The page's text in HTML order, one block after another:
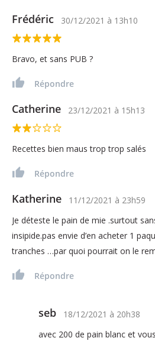
Frédéric 30/12/2021 à 13h10
Bravo, et sans PUB ?
Répondre
Catherine 23/12/2021 à 15h13
Recettes bien maus trop trop salés
Répondre
Katherine 11/12/2021 à 23h59
Je déteste le pain de mie .surtout
insipide.pas envie d’en acheter 1
tranches …par quoi pourrait on le
Répondre
seb 18/12/2021 à 20h38
avec 200 de pain blanc et